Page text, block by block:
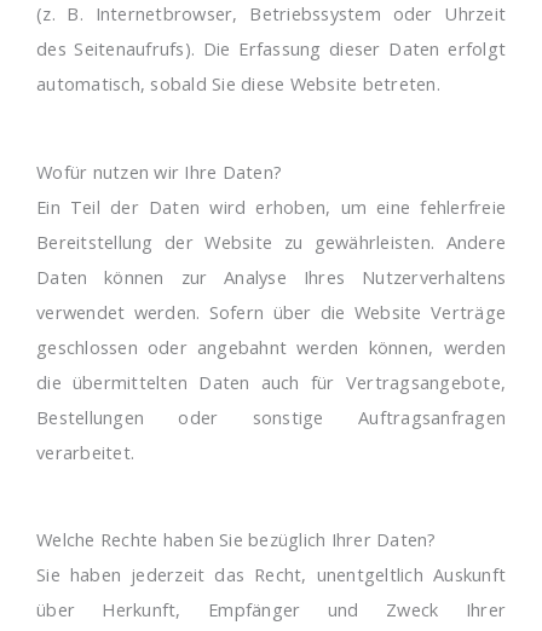
(z. B. Internetbrowser, Betriebssystem oder Uhrzeit
des Seitenaufrufs). Die Erfassung dieser Daten erfolgt
automatisch, sobald Sie diese Website betreten.
Wofür nutzen wir Ihre Daten?
Ein Teil der Daten wird erhoben, um eine fehlerfreie
Bereitstellung der Website zu gewährleisten. Andere
Daten können zur Analyse Ihres Nutzerverhaltens
verwendet werden. Sofern über die Website Verträge
geschlossen oder angebahnt werden können, werden
die übermittelten Daten auch für Vertragsangebote,
Bestellungen oder sonstige Auftragsanfragen
verarbeitet.
Welche Rechte haben Sie bezüglich Ihrer Daten?
Sie haben jederzeit das Recht, unentgeltlich Auskunft
über Herkunft, Empfänger und Zweck Ihrer